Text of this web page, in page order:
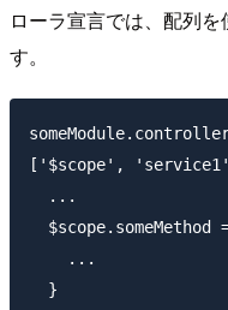
ローラ宣言では、配列
す。
['$scope',
  ...
$scope.someMethod
    ...
  }